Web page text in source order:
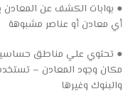
● بوابات الكشف عن
أي معادن أو عناصر مشبوهة
● تحتوي علي مناطق
مكان وجود المعادن –
والبنوك وغيرها